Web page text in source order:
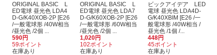
ORIGINAL BASIC L
ED電球 昼光色 LDA4
D-G/K40XOB-2P [E26
/一般電球形 /40W相当
/昼光色 /2個 ...
590円
59ポイント
在庫あり
ORIGINAL BASIC L
ED電球 昼光色 LDA7
D-G/K60XOB-2P [E26
/一般電球形 /60W相当
/昼光色 /2個 ...
1,020円
102ポイント
在庫あり
ビックアイデア LED
電球 昼光色 LDA4D-
G/K40XBIM [E26 /一
般電球形 /40W相当 /
昼光色 /1個 /...
448円
45ポイント
在庫あり